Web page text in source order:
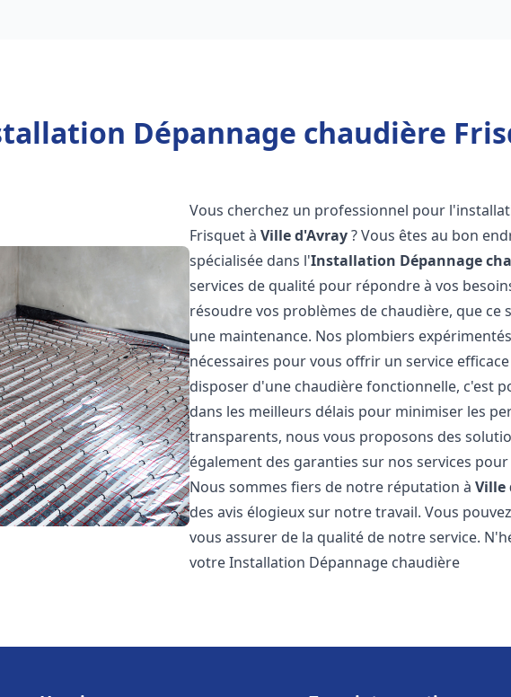
Dépannage chaudière
Vous cherchez un professionnel pour
Frisquet àVille d'Avray? Vous êtes au bon
spécialisée dans l'Installation Dépannage
services de qualité pour répondre à vos
résoudre vos problèmes de chaudière, que
une maintenance. Nos plombiers
nécessaires pour vous offrir un service
disposer d'une chaudière fonctionnelle, c'est
dans les meilleurs délais pour minimiser les
transparents, nous vous proposons des
également des garanties sur nos services
Nous sommes fiers de notre réputation àVille
des avis élogieux sur notre travail. Vous
vous assurer de la qualité de notre service.
votre Installation Dépannage chaudière